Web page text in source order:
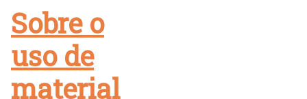
content
Sobre o
uso de
material